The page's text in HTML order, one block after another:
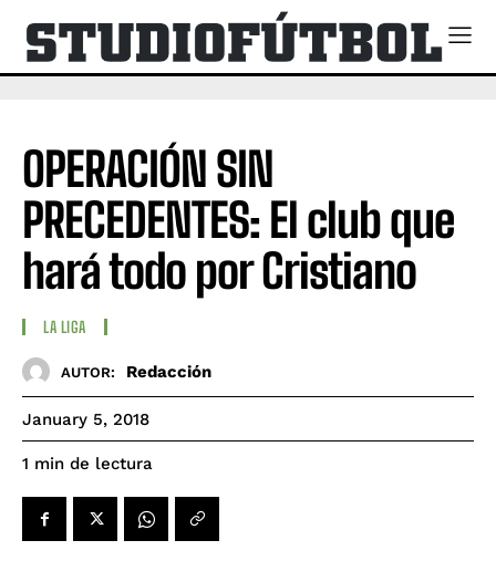
OPERACIÓN SIN
PRECEDENTES: El club que
hará todo por Cristiano
LA LIGA
AUTOR: Redacción
January 5, 2018
1 min de lectura